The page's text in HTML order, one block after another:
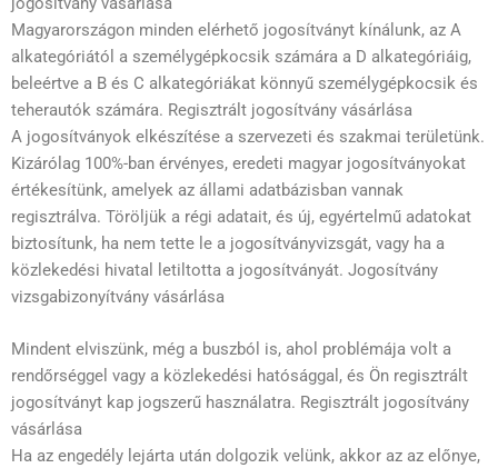
Magyarországon minden elérhető jogosítványt kínálunk, az A
alkategóriától a személygépkocsik számára a D alkategóriáig,
beleértve a B és C alkategóriákat könnyű személygépkocsik és
teherautók számára. Regisztrált jogosítvány vásárlása
A jogosítványok elkészítése a szervezeti és szakmai területünk.
Kizárólag 100%-ban érvényes, eredeti magyar jogosítványokat
értékesítünk, amelyek az állami adatbázisban vannak
regisztrálva. Töröljük a régi adatait, és új, egyértelmű adatokat
biztosítunk, ha nem tette le a jogosítványvizsgát, vagy ha a
közlekedési hivatal letiltotta a jogosítványát. Jogosítvány
vizsgabizonyítvány vásárlása
Mindent elviszünk, még a buszból is, ahol problémája volt a
rendőrséggel vagy a közlekedési hatósággal, és Ön regisztrált
jogosítványt kap jogszerű használatra. Regisztrált jogosítvány
vásárlása
Ha az engedély lejárta után dolgozik velünk, akkor az az előnye,